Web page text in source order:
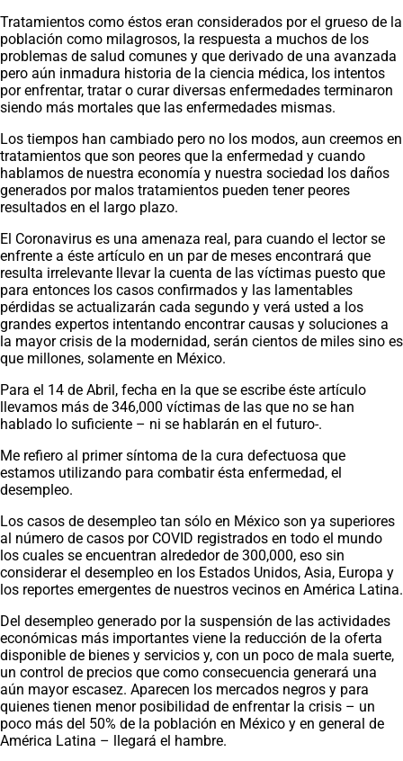
Tratamientos como éstos eran considerados por el grueso de la
población como milagrosos, la respuesta a muchos de los
problemas de salud comunes y que derivado de una avanzada
pero aún inmadura historia de la ciencia médica, los intentos
por enfrentar, tratar o curar diversas enfermedades terminaron
siendo más mortales que las enfermedades mismas.
Los tiempos han cambiado pero no los modos, aun creemos en
tratamientos que son peores que la enfermedad y cuando
hablamos de nuestra economía y nuestra sociedad los daños
generados por malos tratamientos pueden tener peores
resultados en el largo plazo.
El Coronavirus es una amenaza real, para cuando el lector se
enfrente a éste artículo en un par de meses encontrará que
resulta irrelevante llevar la cuenta de las víctimas puesto que
para entonces los casos confirmados y las lamentables
pérdidas se actualizarán cada segundo y verá usted a los
grandes expertos intentando encontrar causas y soluciones a
la mayor crisis de la modernidad, serán cientos de miles sino es
que millones, solamente en México.
Para el 14 de Abril, fecha en la que se escribe éste artículo
llevamos más de 346,000 víctimas de las que no se han
hablado lo suficiente – ni se hablarán en el futuro-.
Me refiero al primer síntoma de la cura defectuosa que
estamos utilizando para combatir ésta enfermedad, el
desempleo.
Los casos de desempleo tan sólo en México son ya superiores
al número de casos por COVID registrados en todo el mundo
los cuales se encuentran alrededor de 300,000, eso sin
considerar el desempleo en los Estados Unidos, Asia, Europa y
los reportes emergentes de nuestros vecinos en América Latina.
Del desempleo generado por la suspensión de las actividades
económicas más importantes viene la reducción de la oferta
disponible de bienes y servicios y, con un poco de mala suerte,
un control de precios que como consecuencia generará una
aún mayor escasez. Aparecen los mercados negros y para
quienes tienen menor posibilidad de enfrentar la crisis – un
poco más del 50% de la población en México y en general de
América Latina – llegará el hambre.